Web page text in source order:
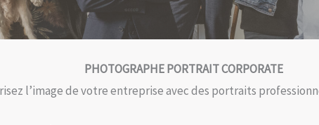
PHOTOGRAPHE PORTRAIT CORPORATE
l’image de votre entreprise avec des portraits